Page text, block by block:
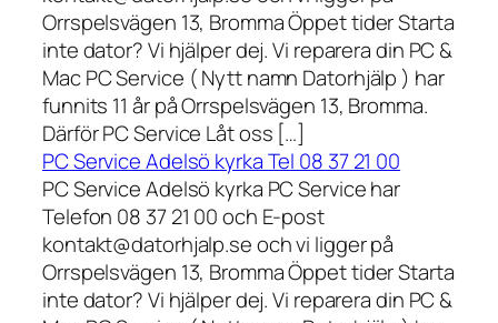
Orrspelsvägen 13, Bromma Öppet tider Starta
inte dator? Vi hjälper dej. Vi reparera din PC &
Mac PC Service ( Nytt namn Datorhjälp ) har
funnits 11 år på Orrspelsvägen 13, Bromma.
Därför PC Service Låt oss […]
PC Service Adelsö kyrka Tel 08 37 21 00
PC Service Adelsö kyrka PC Service har
Telefon 08 37 21 00 och E-post
kontakt@datorhjalp.se och vi ligger på
Orrspelsvägen 13, Bromma Öppet tider Starta
inte dator? Vi hjälper dej. Vi reparera din PC &